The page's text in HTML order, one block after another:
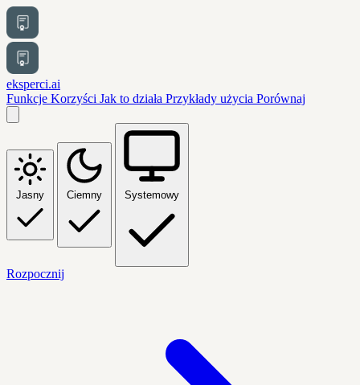
eksperci.ai
Funkcje Korzyści Jak to działa Przykłady użycia Porównaj
Jasny Ciemny Systemowy
Rozpocznij